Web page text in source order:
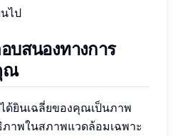
ไป
บสนองทางการ
ณ
ด้ยินเฉลี่ยของคุณเป็นภาพ
าพในสภาพแวดล้อมเฉพาะ